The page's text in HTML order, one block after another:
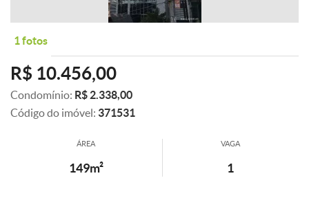
1 fotos
R$ 10.456,00
Condomínio: R$ 2.338,00
Código do imóvel: 371531
ÁREA
149m²
VAGA
1